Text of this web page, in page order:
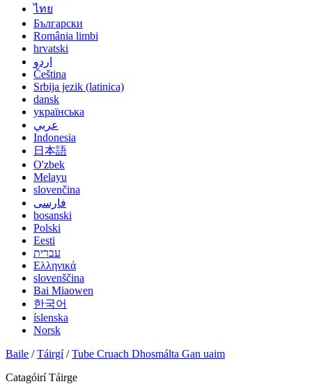
ไทย
Български
România limbi
hrvatski
اردو
Čeština
Srbija jezik (latinica)
dansk
українська
عربي
Indonesia
日本語
O'zbek
Melayu
slovenčina
فارسی
bosanski
Polski
Eesti
עברית
Ελληνικά
slovenščina
Bai Miaowen
한국어
íslenska
Norsk
Baile /Táirgí/Tube Cruach Dhosmálta Gan uaim
Catagóirí Táirge